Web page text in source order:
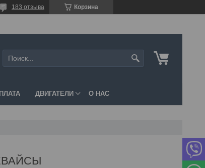
Корзина
183 отзыва
ДВИГАТЕЛИ О НАС